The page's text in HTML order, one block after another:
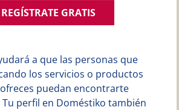
REGÍSTRATE GRATIS
a que las personas que
los servicios o productos
puedan encontrarte
perfil en Doméstiko también